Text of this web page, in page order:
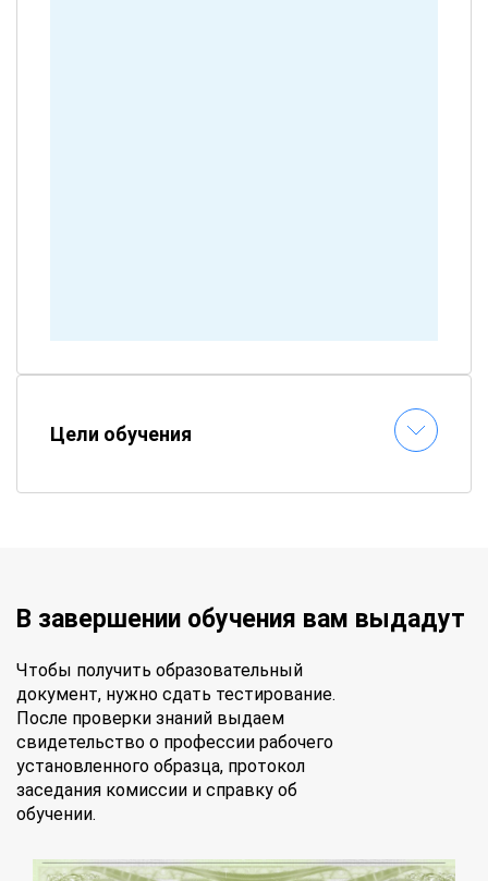
Цели обучения
В завершении обучения вам выдадут
Чтобы получить образовательный
документ, нужно сдать тестирование.
После проверки знаний выдаем
свидетельство о профессии рабочего
установленного образца, протокол
заседания комиссии и справку об
обучении.